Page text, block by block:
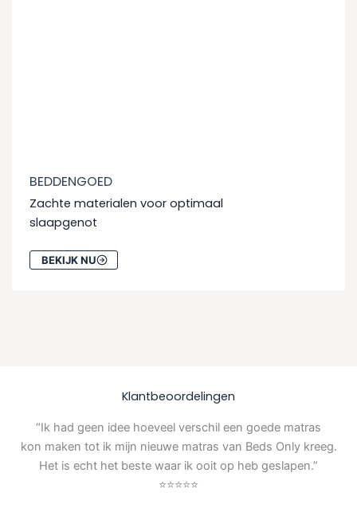
BEDDENGOED
Zachte materialen voor optimaal
“Ik had geen idee hoeveel verschil een goede matras
kon maken tot ik mijn nieuwe matras van Beds Only kreeg.
Het is echt het beste waar ik ooit op heb geslapen.”